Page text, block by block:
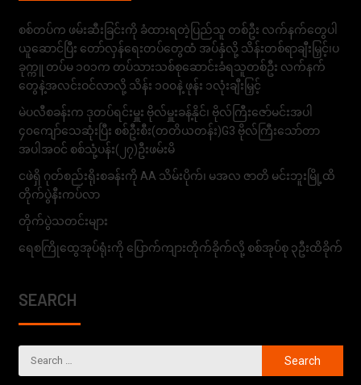
စစ်တပ်က ဖမ်းဆီးခြင်းကို ခံထားရတဲ့ပြည်သူ တစ်ဦး လက်နက်တွေပါ
ယူဆောင်ပြီး တော်လှန်ရေးတပ်တွေထံ အပ်နှံလို့ သိန်းတစ်ရာချီးမြှင့်၊ပ
ခုက္ကူ တပ်မ ၁၀၁က တပ်သားသစ်စုဆောင်းခံရသူတစ်ဦး လက်နက်
တွေနဲ့အလင်းဝင်လာလို့ သိန်း ၁၀၀နဲ့ ဖုန်း ၁လုံးချီးမြှင့်
မဲပလီစခန်းက ဒုတပ်ရင်းမှူး ဗိုလ်မှူးခန့်နိုင်၊ ဗိုလ်ကြီးဇော်မင်းအပါ
၄၀ကျော်သေဆုံးပြီး စစ်ဦးစီး(တတိယတန်း)G3 ဗိုလ်ကြီးသော်တာ
အပါအဝင် စစ်သုံ့ပန်း(၂၇)ဦးဖမ်းမိ
ငဖဲရှိ ဂုတ်စည်းရိုးစခန်းကို AA သိမ်းပိုက်၊ မအလ ဇာတိ မင်းဘူးမြို့ထိ
တိုက်ပွဲနီးကပ်လာ
တိုက်ပွဲသတင်းများ
ရေစကြိုထွေအုပ်ရုံးကို ပြောက်ကျားတိုက်ခိုက်လို့ စစ်အုပ်စု ၃ဦးထိခိုက်
SEARCH